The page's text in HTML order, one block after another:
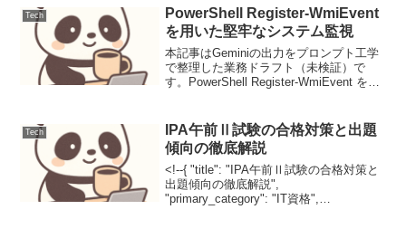
ープットの制限を計算する問題です。
RTTと...
Tech
PowerShell Register-WmiEvent
を用いた堅牢なシステム監視
本記事はGeminiの出力をプロンプト工学
で整理した業務ドラフト（未検証）で
す。PowerShell Register-WmiEvent を用
W...
Tech
IPA午前Ⅱ試験の合格対策と出題
傾向の徹底解説
<!--{ "title": "IPA午前Ⅱ試験の合格対策と
出題傾向の徹底解説",
"primary_category": "IT資格",